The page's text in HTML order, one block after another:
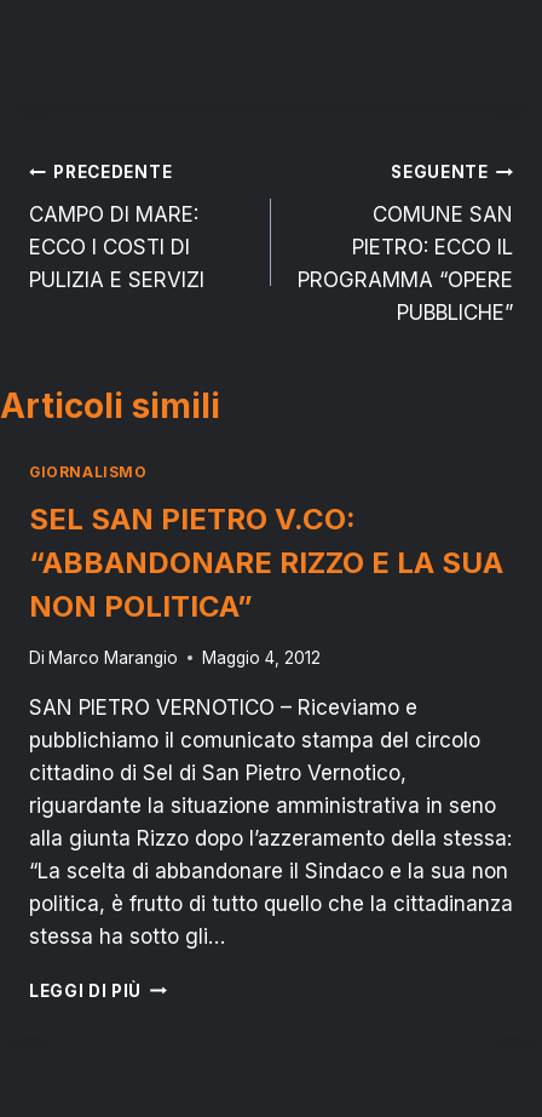
Navigazione
articoli
PRECEDENTE
CAMPO DI MARE:
ECCO I COSTI DI
PULIZIA E SERVIZI
SEGUENTE
COMUNE SAN
PIETRO: ECCO IL
PROGRAMMA “OPERE
PUBBLICHE”
Articoli simili
GIORNALISMO
SEL SAN PIETRO V.CO:
“ABBANDONARE RIZZO E LA SUA
NON POLITICA”
Di Marco Marangio Maggio 4, 2012
SAN PIETRO VERNOTICO – Riceviamo e
pubblichiamo il comunicato stampa del circolo
cittadino di Sel di San Pietro Vernotico,
riguardante la situazione amministrativa in seno
alla giunta Rizzo dopo l’azzeramento della stessa:
“La scelta di abbandonare il Sindaco e la sua non
politica, è frutto di tutto quello che la cittadinanza
stessa ha sotto gli…
LEGGI DI PIÙ SEL